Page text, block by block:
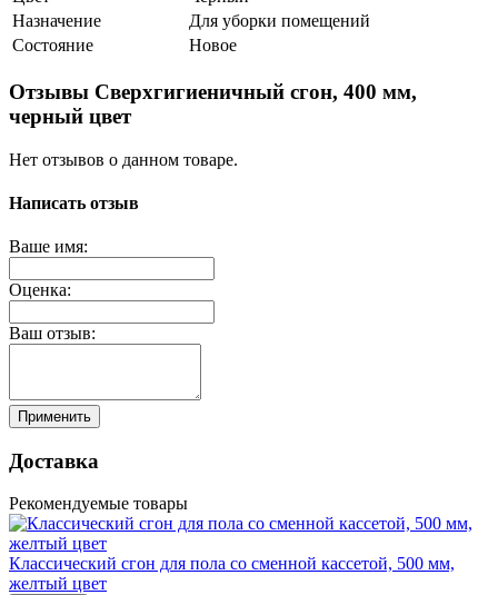
Назначение
Для уборки помещений
Состояние
Новое
Отзывы Сверхгигиеничный сгон, 400 мм,
черный цвет
Нет отзывов о данном товаре.
Написать отзыв
Ваше имя:
Оценка:
Ваш отзыв:
Применить
Доставка
Рекомендуемые товары
Классический сгон для пола со сменной кассетой, 500 мм,
желтый цвет